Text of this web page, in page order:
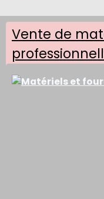
Vente de